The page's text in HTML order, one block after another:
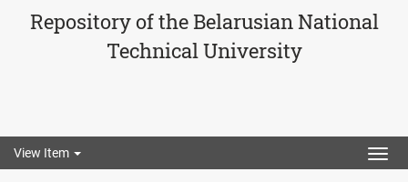
Repository of the Belarusian National
Technical University
View Item